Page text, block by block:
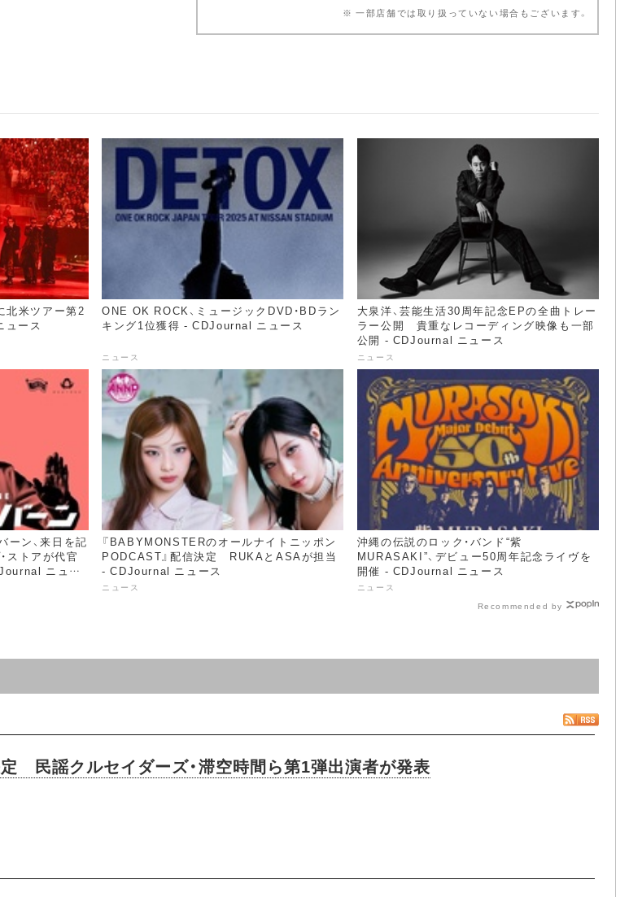
※ 一部店舗では取り扱っていない場合もございます。
北米ツアー第2
ュース
ONE OK ROCK、ミュージックDVD・BDラン
キング1位獲得 - CDJournal ニュース
ニュース
大泉洋、芸能生活30周年記念EPの全曲トレー
ラー公開 貴重なレコーディング映像も一部
公開 - CDJournal ニュース
ニュース
ーン、来日を記
ストアが代官
ニュー
『BABYMONSTERのオールナイトニッポン
PODCAST』配信決定 RUKAとASAが担当
- CDJournal ニュース
ニュース
沖縄の伝説のロック・バンド“紫
MURASAKI”、デビュー50周年記念ライヴを
開催 - CDJournal ニュース
ニュース
Recommended by
民謡クルセイダーズ・滞空時間ら第1弾出演者が発表